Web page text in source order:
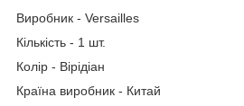
Виробник - Versailles
Кількість - 1 шт.
Колір - Вірідіан
Країна виробник - Китай